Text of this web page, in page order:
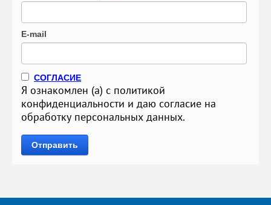
E-mail
СОГЛАСИЕ
Я ознакомлен (а) с политикой
конфиденциальности и даю согласие на
обработку персональных данных.
Отправить